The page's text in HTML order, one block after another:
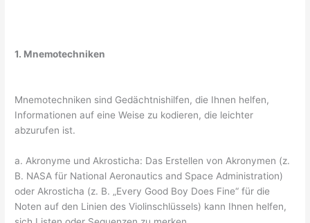
1. Mnemotechniken
Mnemotechniken sind Gedächtnishilfen, die Ihnen helfen,
Informationen auf eine Weise zu kodieren, die leichter
abzurufen ist.
a. Akronyme und Akrosticha: Das Erstellen von Akronymen (z.
B. NASA für National Aeronautics and Space Administration)
oder Akrosticha (z. B. „Every Good Boy Does Fine“ für die
Noten auf den Linien des Violinschlüssels) kann Ihnen helfen,